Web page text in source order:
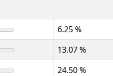
6.25 %
13.07 %
24.50 %